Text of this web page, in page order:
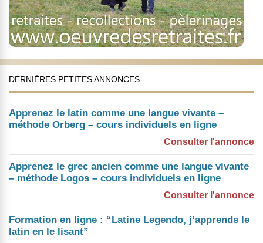
DERNIÈRES PETITES ANNONCES
Apprenez le latin comme une langue vivante –
méthode Orberg – cours individuels en ligne
Consulter l'annonce
Apprenez le grec ancien comme une langue vivante
– méthode Logos – cours individuels en ligne
Consulter l'annonce
Formation en ligne : “Latine Legendo, j’apprends le
latin en le lisant”